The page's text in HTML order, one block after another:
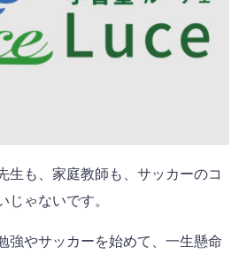
生も、家庭教師も、サッカーのコ
ゃないです。
強やサッカーを始めて、一生懸命